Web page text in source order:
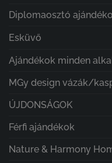
Diplomaosztó
Esküvő
Ajándékok minden
MGy design vázák/
ÚJDONSÁGOK
Férfi ajándékok
Nature & Harmony